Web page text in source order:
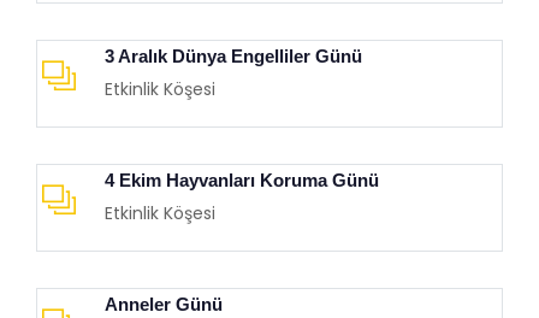
3 Aralık Dünya Engelliler Günü
Etkinlik Köşesi
4 Ekim Hayvanları Koruma Günü
Etkinlik Köşesi
Anneler Günü